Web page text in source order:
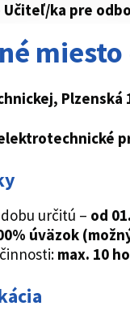
ka pre
Plzenská
určitú – od
úväzok
max. 10